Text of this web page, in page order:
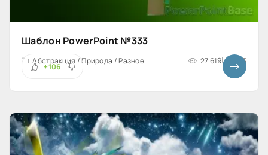
Шаблон PowerPoint №333
Абстракция / Природа / Разное 27 619 4x3
+106